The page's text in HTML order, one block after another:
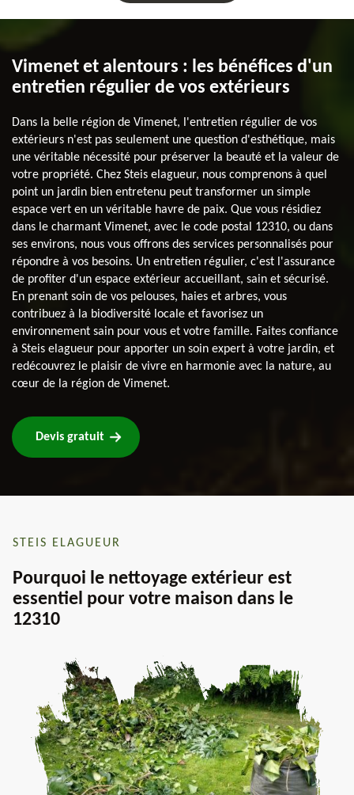
Vimenet et alentours : les bénéfices d'un
entretien régulier de vos extérieurs
Dans la belle région de Vimenet, l'entretien régulier de vos
extérieurs n'est pas seulement une question d'esthétique, mais
une véritable nécessité pour préserver la beauté et la valeur de
votre propriété. Chez Steis elagueur, nous comprenons à quel
point un jardin bien entretenu peut transformer un simple
espace vert en un véritable havre de paix. Que vous résidiez
dans le charmant Vimenet, avec le code postal 12310, ou dans
ses environs, nous vous offrons des services personnalisés pour
répondre à vos besoins. Un entretien régulier, c'est l'assurance
de profiter d'un espace extérieur accueillant, sain et sécurisé.
En prenant soin de vos pelouses, haies et arbres, vous
contribuez à la biodiversité locale et favorisez un
environnement sain pour vous et votre famille. Faites confiance
à Steis elagueur pour apporter un soin expert à votre jardin, et
redécouvrez le plaisir de vivre en harmonie avec la nature, au
cœur de la région de Vimenet.
Devis gratuit
STEIS ELAGUEUR
Pourquoi le nettoyage extérieur est
essentiel pour votre maison dans le
12310